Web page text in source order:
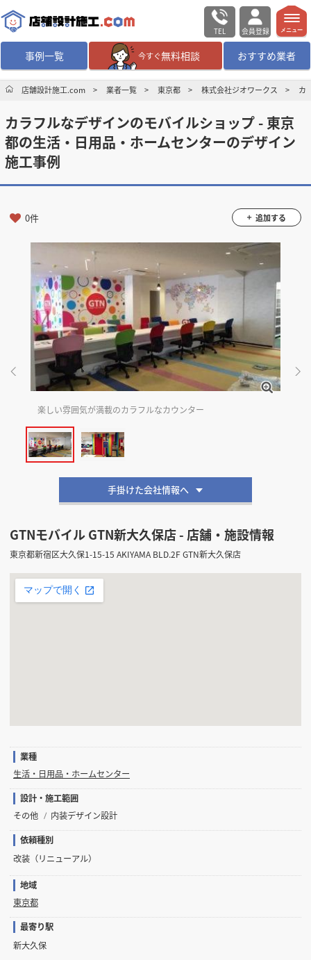
TEL 会員登録
事例一覧 今すぐ無料相談 おすすめ業者
無料相談 ログイン／会員登録
デザイン設計・施工業者を探す
店舗・商業施設の
店舗設計施工.comとは
内装の費用相場シミュレーター
掲載希望のデザイン設計・施工会社様へ
店舗開業・改装を ご検討中の方へ
メニュー
店舗設計施工.com 業者一覧 東京都 株式会社ジオワークス カ
カラフルなデザインのモバイルショップ - 東京
都の生活・日用品・ホームセンターのデザイン
施工事例
0件 追加する
楽しい雰囲気が満載のカラフルなカウンター
手掛けた会社情報へ
GTNモバイル GTN新大久保店 - 店舗・施設情報
東京都新宿区大久保1-15-15 AKIYAMA BLD.2F GTN新大久保店
業種
生活・日用品・ホームセンター
設計・施工範囲
その他
内装デザイン設計
依頼種別
改装（リニューアル）
地域
東京都
最寄り駅
新大久保